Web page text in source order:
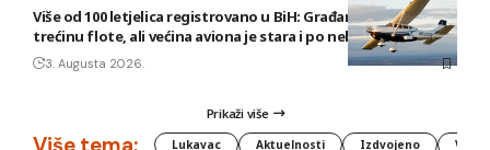
Više od 100 letjelica registrovano u BiH: Građani posjeduju
trećinu flote, ali većina aviona je stara i po nekoliko decenija
3. Augusta 2026.
Prikaži više
Lukavac Aktuelnosti Izdvojeno